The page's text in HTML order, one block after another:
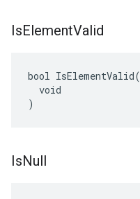
IsElementValid
bool IsElementValid(
  void
)
IsNull